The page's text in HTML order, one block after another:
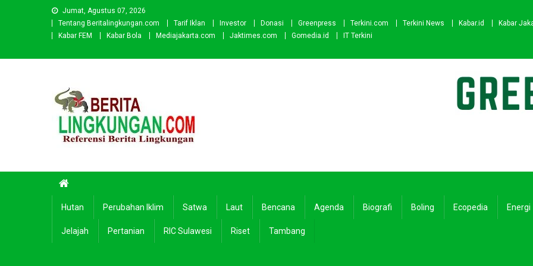
Jumat, Agustus 07, 2026
Tentang Beritalingkungan.com
Tarif Iklan Investor Donasi Greenpress Terkini.com Terkini News Kabar.id
Kabar
Kabar FEM
Kabar Bola Mediajakarta.com Jaktimes.com Gomedia.id IT Terkini
Hutan Perubahan Iklim Satwa Laut Bencana Agenda Biografi Boling Ecopedia Energi
Jelajah Pertanian RIC Sulawesi Riset Tambang